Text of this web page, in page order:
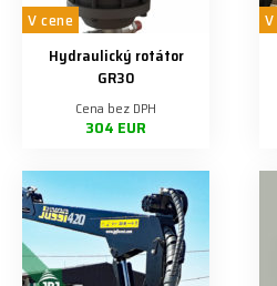
V cene
Hydraulický rotátor
GR30
Cena bez DPH
304 EUR